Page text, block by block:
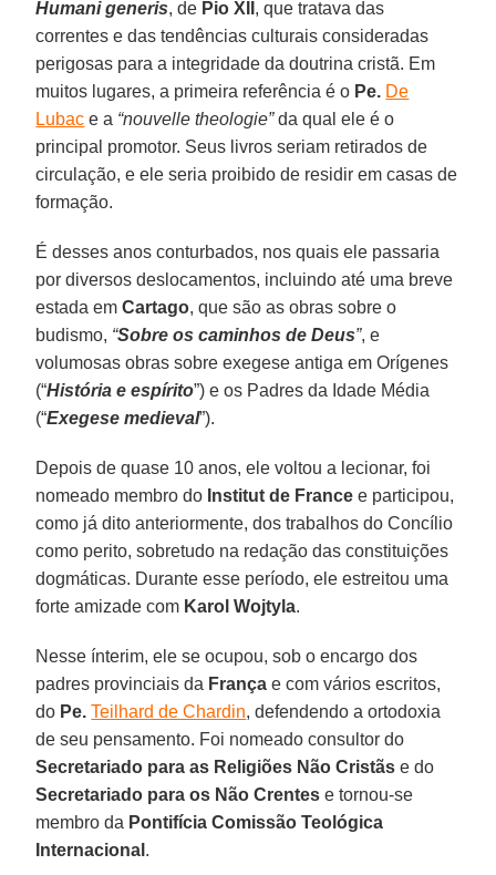
Humani generis, de Pio XII , que tratava das
correntes e das tendências culturais consideradas
perigosas para a integridade da doutrina cristã. Em
muitos lugares, a primeira referência é o Pe. De
Lubac e a “nouvelle theologie”da qual ele é o
principal promotor. Seus livros seriam retirados de
circulação, e ele seria proibido de residir em casas de
formação.
É desses anos conturbados, nos quais ele passaria
por diversos deslocamentos, incluindo até uma breve
estada emCartago, que são as obras sobre o
budismo, “Sobre os caminhos de Deus”, e
volumosas obras sobre exegese antiga em Orígenes
(“História e espírito”) e os Padres da Idade Média
(“Exegese medieval”).
Depois de quase 10 anos, ele voltou a lecionar, foi
nomeado membro do Institut de France e participou,
como já dito anteriormente, dos trabalhos do Concílio
como perito, sobretudo na redação das constituições
dogmáticas. Durante esse período, ele estreitou uma
forte amizade com Karol Wojtyla.
Nesse ínterim, ele se ocupou, sob o encargo dos
padres provinciais da França e com vários escritos,
do Pe.Teilhard de Chardin, defendendo a ortodoxia
de seu pensamento. Foi nomeado consultor do
Secretariado para as Religiões Não Cristãs e do
Secretariado para os Não Crentes e tornou-se
membro da Pontifícia Comissão Teológica
Internacional .